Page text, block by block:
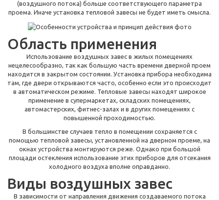
(воздушного потока) больше соответствующего параметра
проема. Иначе установка тепловой завесы не будет иметь смысла.
Область применения
Использование воздушных завес в жилых помещениях
нецелесообразно, так как большую часть времени дверной проем
находится в закрытом состоянии. Установка прибора необходима
там, где двери открываются часто, особенно если это происходит
в автоматическом режиме. Тепловые завесы находят широкое
применение в супермаркетах, складских помещениях,
автомастерских, фитнес-залах и в других помещениях с
повышенной проходимостью.
В большинстве случаев тепло в помещении сохраняется с
помощью тепловой завесы, установленной на дверном проеме, на
окнах устройства монтируются реже. Однако при большой
площади остекления использование этих приборов для отсекания
холодного воздуха вполне оправданно.
Виды воздушных завес
В зависимости от направления движения создаваемого потока